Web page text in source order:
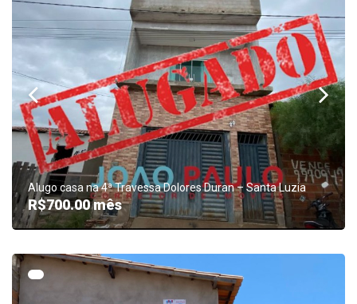
Alugo casa na 4ª Travessa Dolores Duran – Santa Luzia
R$700.00mês